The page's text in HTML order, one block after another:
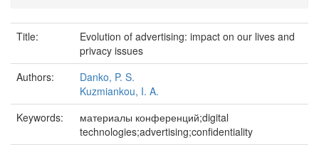
Title:
Evolution of advertising: impact on our lives and
privacy issues
Authors:
Danko, P. S.
Kuzmiankou, I. A.
Keywords:
материалы конференций;digital
technologies;advertising;confidentiality